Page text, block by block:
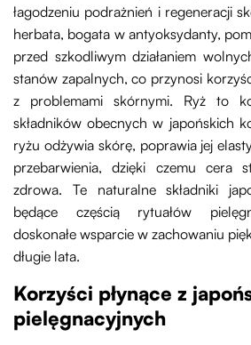
łagodzeniu podrażnień i regeneracji
herbata, bogata w antyoksydanty,
przed szkodliwym działaniem
stanów zapalnych, co przynosi
z problemami skórnymi. Ryż to
składników obecnych w japońskich
ryżu odżywia skórę, poprawia jej
przebarwienia, dzięki czemu cera
zdrowa. Te naturalne składniki
będące częścią rytuałów
doskonałe wsparcie w zachowaniu
długie lata.
Korzyści płynące z
pielęgnacyjnych